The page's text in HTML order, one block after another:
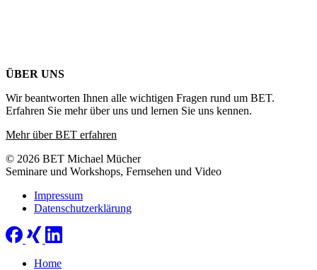
ÜBER UNS
Wir beantworten Ihnen alle wichtigen Fragen rund um BET.
Erfahren Sie mehr über uns und lernen Sie uns kennen.
Mehr über BET erfahren
© 2026 BET Michael Mücher
Seminare und Workshops, Fernsehen und Video
Impressum
Datenschutzerklärung
Home